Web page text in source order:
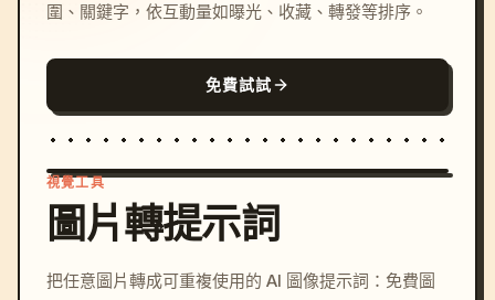
圍、關鍵字，依互動量如曝光、收藏、轉發等排序。
免費試試
c, cyberpunk sunset, neon
視覺工具
圖片轉提示詞
把任意圖片轉成可重複使用的 AI 圖像提示詞：免費圖